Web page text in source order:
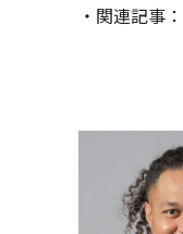
・関連記事：